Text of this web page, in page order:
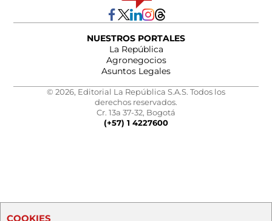
NUESTROS PORTALES
La República
Agronegocios
Asuntos Legales
© 2026, Editorial La República S.A.S. Todos los
derechos reservados.
Cr. 13a 37-32, Bogotá
(+57) 1 4227600
COOKIES